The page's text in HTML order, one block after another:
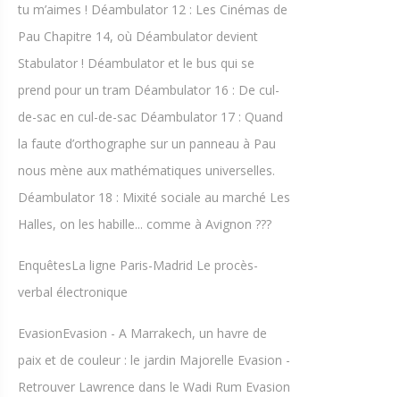
tu m’aimes ! Déambulator 12 : Les Cinémas de
Pau Chapitre 14, où Déambulator devient
Stabulator ! Déambulator et le bus qui se
prend pour un tram Déambulator 16 : De cul-
de-sac en cul-de-sac Déambulator 17 : Quand
la faute d’orthographe sur un panneau à Pau
nous mène aux mathématiques universelles.
Déambulator 18 : Mixité sociale au marché Les
Halles, on les habille... comme à Avignon ???
EnquêtesLa ligne Paris-Madrid Le procès-
verbal électronique
EvasionEvasion - A Marrakech, un havre de
paix et de couleur : le jardin Majorelle Evasion -
Retrouver Lawrence dans le Wadi Rum Evasion